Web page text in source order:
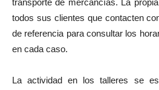
transporte de mercancías. La
todos sus clientes que contacten
de referencia para consultar los
en cada caso.
La actividad en los talleres se